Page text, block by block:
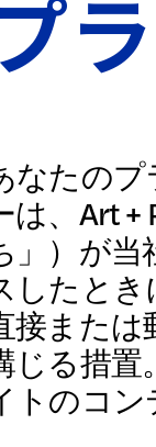
なたの
は、Art +
」）が当
したと
接または
じる措置
トのコン